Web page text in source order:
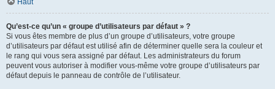
Haut
Qu’est-ce qu’un « groupe d’utilisateurs par défaut » ?
Si vous êtes membre de plus d’un groupe d’utilisateurs, votre groupe
d’utilisateurs par défaut est utilisé afin de déterminer quelle sera la couleur et
le rang qui vous sera assigné par défaut. Les administrateurs du forum
peuvent vous autoriser à modifier vous-même votre groupe d’utilisateurs par
défaut depuis le panneau de contrôle de l’utilisateur.